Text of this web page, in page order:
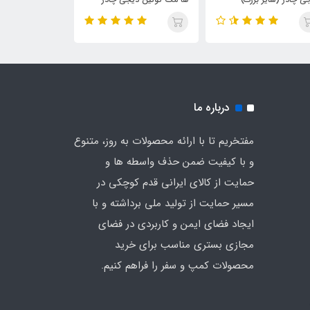
(سایز بزرگ)
درباره ما
مفتخریم تا با ارائه محصولات به روز، متنوع
و با کیفیت ضمن حذف واسطه ها و
حمایت از کالای ایرانی قدم کوچکی در
مسیر حمایت از تولید ملی برداشته و با
ایجاد فضای ایمن و کاربردی در فضای
مجازی بستری مناسب برای خرید
محصولات کمپ و سفر را فراهم کنیم.